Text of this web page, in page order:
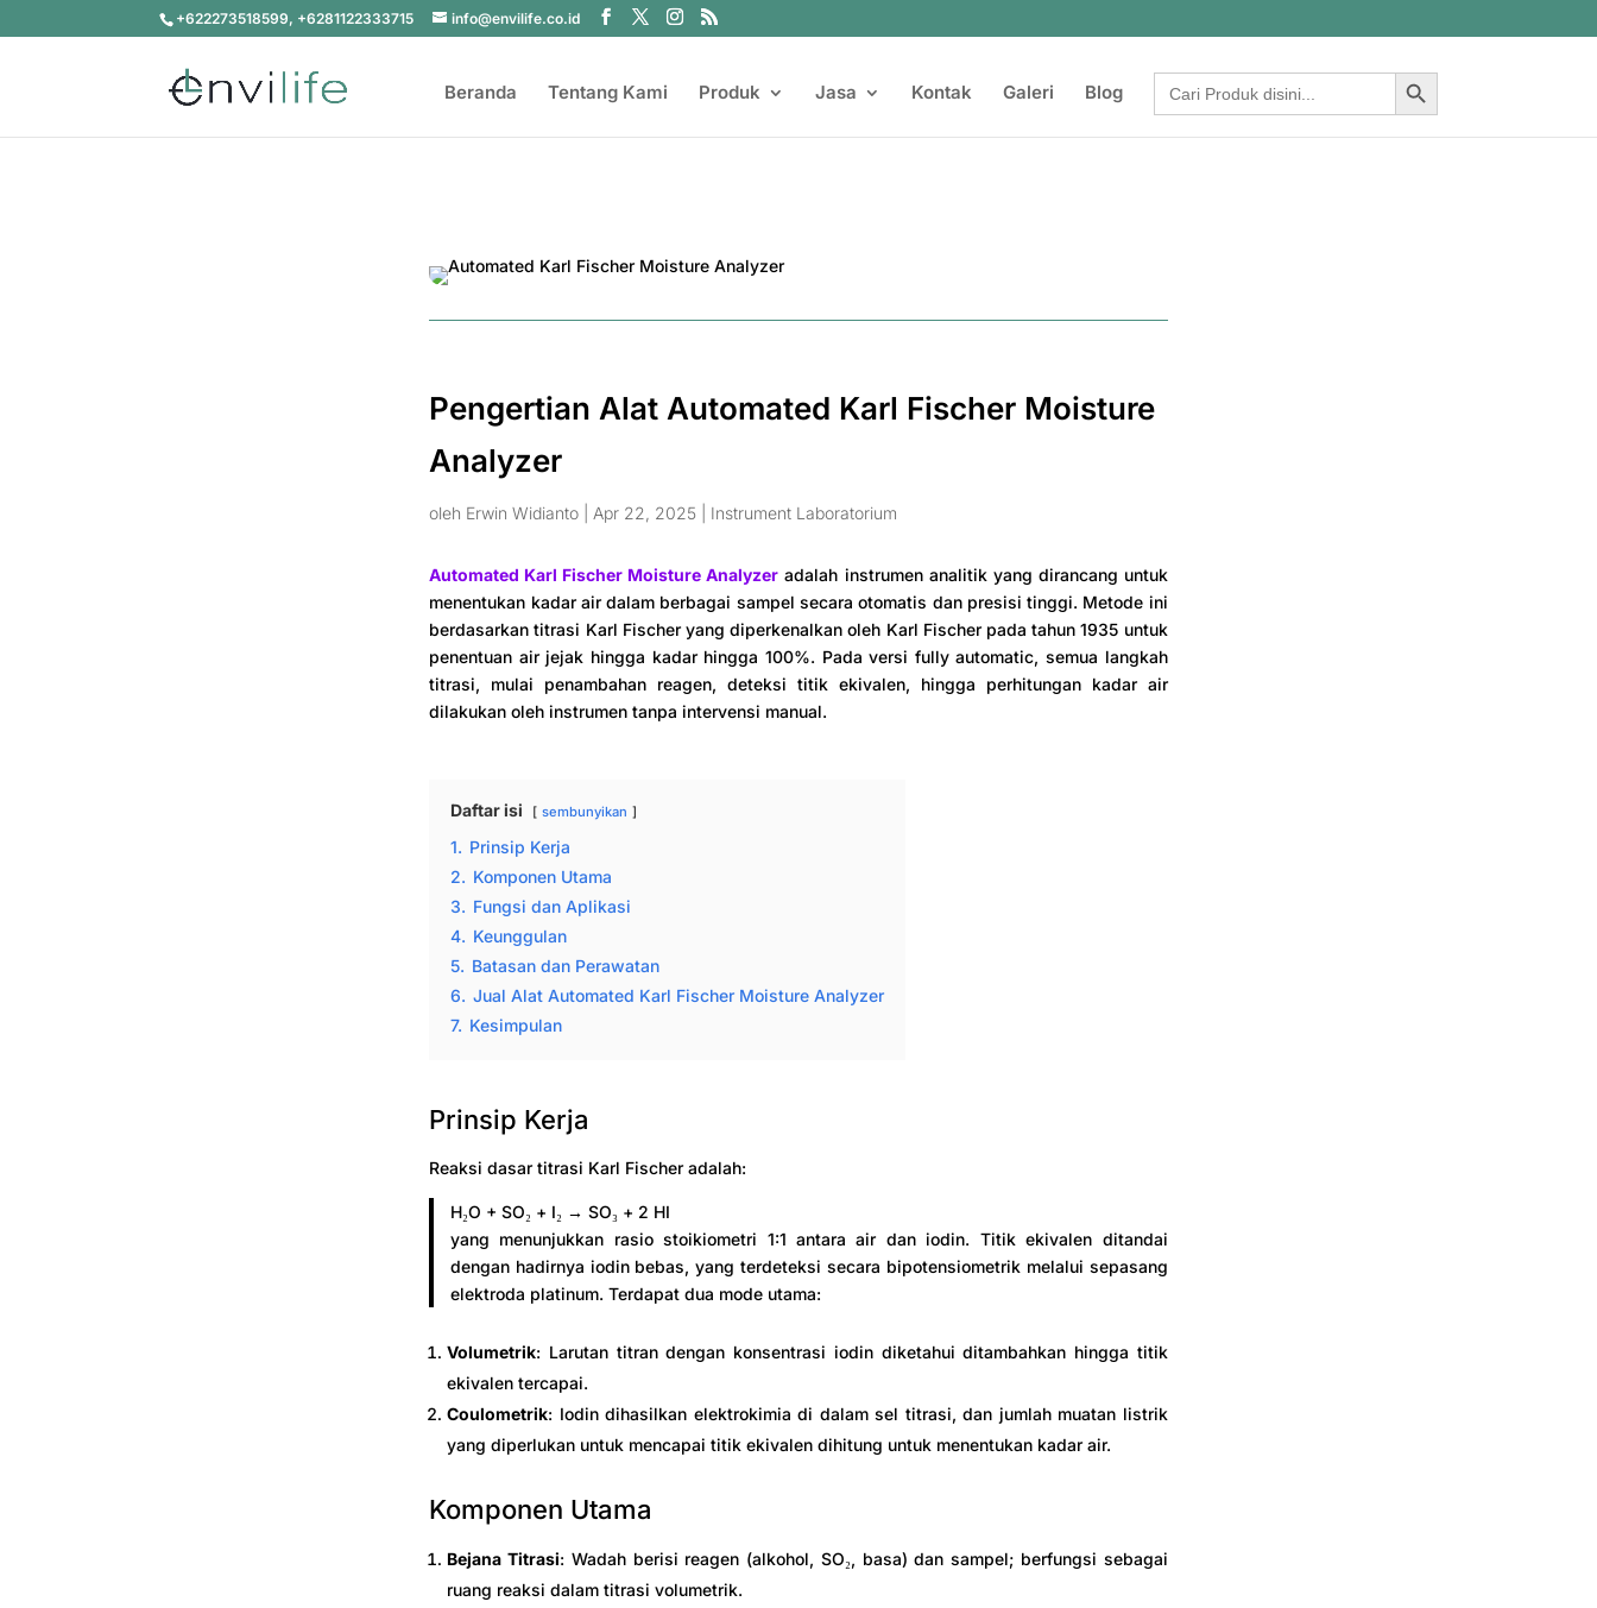
+622273518599, +6281122333715 info@envilife.co.id
Beranda Tentang Kami Produk Jasa Kontak Galeri Blog
Search
for:
Search Button
Pengertian Alat Automated Karl Fischer Moisture
Analyzer
oleh Erwin Widianto Apr 22, 2025 Instrument Laboratorium
Automated Karl Fischer Moisture Analyzer adalah instrumen analitik yang dirancang untuk
menentukan kadar air dalam berbagai sampel secara otomatis dan presisi tinggi. Metode ini
berdasarkan titrasi Karl Fischer yang diperkenalkan oleh Karl Fischer pada tahun 1935 untuk
penentuan air jejak hingga kadar hingga 100%. Pada versi fully automatic, semua langkah
titrasi, mulai penambahan reagen, deteksi titik ekivalen, hingga perhitungan kadar air
dilakukan oleh instrumen tanpa intervensi manual.
Daftar isi sembunyikan
1. Prinsip Kerja
2. Komponen Utama
3. Fungsi dan Aplikasi
4. Keunggulan
5. Batasan dan Perawatan
6. Jual Alat Automated Karl Fischer Moisture Analyzer
7. Kesimpulan
Prinsip Kerja
Reaksi dasar titrasi Karl Fischer adalah:
H₂O + SO₂ + I₂ → SO₃ + 2 HI
yang menunjukkan rasio stoikiometri 1:1 antara air dan iodin. Titik ekivalen ditandai
dengan hadirnya iodin bebas, yang terdeteksi secara bipotensiometrik melalui sepasang
elektroda platinum. Terdapat dua mode utama:
Volumetrik: Larutan titran dengan konsentrasi iodin diketahui ditambahkan hingga titik
ekivalen tercapai.
Coulometrik: Iodin dihasilkan elektrokimia di dalam sel titrasi, dan jumlah muatan listrik
yang diperlukan untuk mencapai titik ekivalen dihitung untuk menentukan kadar air.
Komponen Utama
Bejana Titrasi: Wadah berisi reagen (alkohol, SO₂, basa) dan sampel; berfungsi sebagai
ruang reaksi dalam titrasi volumetrik.